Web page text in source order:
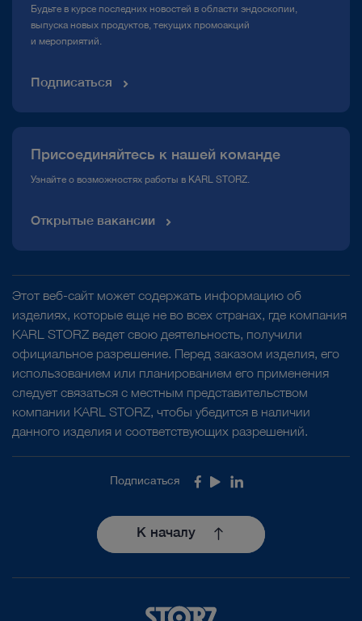
Медиатека
Будьте в курсе последних новостей в области эндоскопии,
выпуска новых продуктов, текущих промоакций
и мероприятий.
Подписаться
Присоединяйтесь к нашей команде
Узнайте о возможностях работы в KARL STORZ.
Открытые вакансии
Этот веб-сайт может содержать информацию об
изделиях, которые еще не во всех странах, где компания
KARL STORZ ведет свою деятельность, получили
официальное разрешение. Перед заказом изделия, его
использованием или планированием его применения
следует связаться с местным представительством
компании KARL STORZ, чтобы убедится в наличии
данного изделия и соответствующих разрешений.
Подписаться Facebook
YoutubeLinkedIn
К началу